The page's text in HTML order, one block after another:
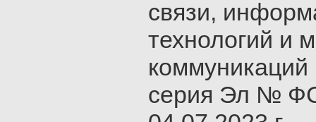
связи,
технологий и
серия Эл №